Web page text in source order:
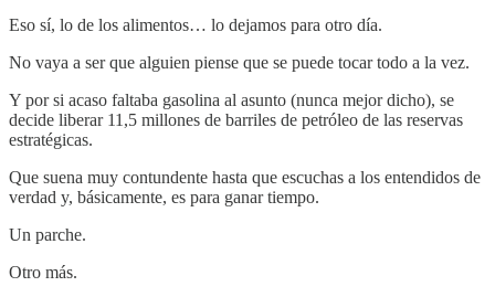
Eso sí, lo de los alimentos… lo dejamos para otro día.
No vaya a ser que alguien piense que se puede tocar todo a la vez.
Y por si acaso faltaba gasolina al asunto (nunca mejor dicho), se
decide liberar 11,5 millones de barriles de petróleo de las reservas
estratégicas.
Que suena muy contundente hasta que escuchas a los entendidos de
verdad y, básicamente, es para ganar tiempo.
Un parche.
Otro más.